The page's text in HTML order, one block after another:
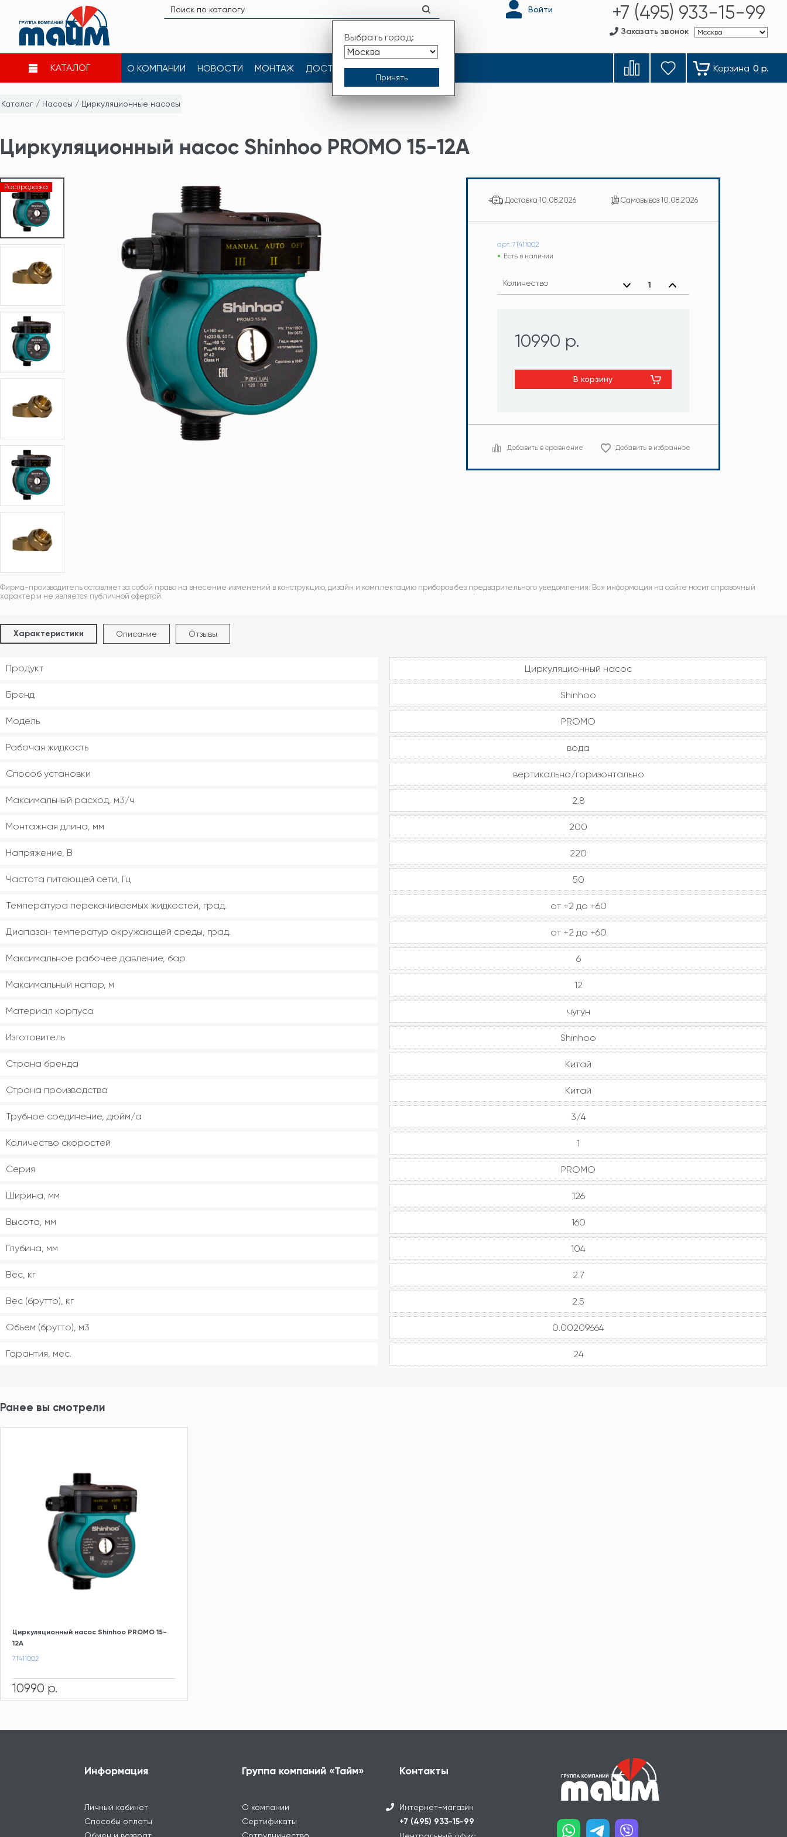
Выбрать город:
Войти +7 (495) 933-15-99
Заказать звонок
КАТАЛОГ О КОМПАНИИ НОВОСТИ МОНТАЖ ДОСТАВКА КОНТАКТЫ Корзина 0 р.
Каталог / Насосы / Циркуляционные насосы
Циркуляционный насос Shinhoo PROMO 15-12A
Распродажа
Доставка 10.08.2026 Самовывоз10.08.2026
арт. 71411002
Есть в наличии
Количество
10990 р.
В корзину
Добавить в сравнение Добавить в избранное
Фирма-производитель оставляет за собой право на внесение изменений в конструкцию, дизайн и комплектацию приборов без предварительного уведомления. Вся информация на сайте носит справочный
характер и не является публичной офертой.
Характеристики Описание Отзывы
Продукт Циркуляционный насос
Бренд Shinhoo
Модель PROMO
Рабочая жидкость вода
Способ установки вертикально/горизонтально
Максимальный расход, м3/ч 2.8
Монтажная длина, мм 200
Напряжение, В 220
Частота питающей сети, Гц 50
Температура перекачиваемых жидкостей, град. от +2 до +60
Диапазон температур окружающей среды, град. от +2 до +60
Максимальное рабочее давление, бар 6
Максимальный напор, м 12
Материал корпуса чугун
Изготовитель Shinhoo
Страна бренда Китай
Страна производства Китай
Трубное соединение, дюйм/а 3/4
Количество скоростей 1
Серия PROMO
Ширина, мм 126
Высота, мм 160
Глубина, мм 104
Вес, кг 2.7
Вес (брутто), кг 2.5
Объем (брутто), м3 0.00209664
Гарантия, мес. 24
Ранее вы смотрели
Циркуляционный насос Shinhoo PROMO 15-
12A
71411002
10990 р.
Информация
Личный кабинет
Способы оплаты
Обмен и возврат
Группа компаний «Тайм»
О компании
Сертификаты
Сотрудничество
Контакты
Интернет-магазин
+7 (495) 933-15-99